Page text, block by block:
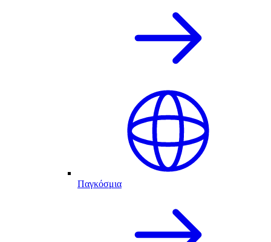
Παγκόσμια